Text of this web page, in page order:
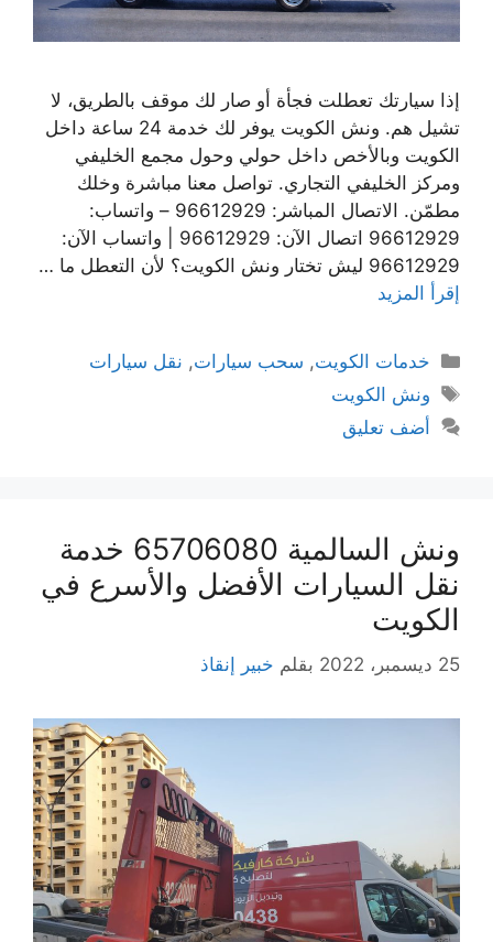
إذا سيارتك تعطلت فجأة أو صار لك موقف بالطريق، لا
تشيل هم. ونش الكويت يوفر لك خدمة 24 ساعة داخل
الكويت وبالأخص داخل حولي وحول مجمع الخليفي
ومركز الخليفي التجاري. تواصل معنا مباشرة وخلك
مطمّن. الاتصال المباشر: 96612929 – واتساب:
96612929 اتصال الآن: 96612929 | واتساب الآن:
96612929 ليش تختار ونش الكويت؟ لأن التعطل ما …
إقرأ المزيد
التصنيفات
خدمات الكويت, سحب سيارات, نقل سيارات
الوسوم
ونش الكويت
أضف تعليق
ونش السالمية 65706080 خدمة
نقل السيارات الأفضل والأسرع في
الكويت
25 ديسمبر، 2022 بقلم خبير إنقاذ